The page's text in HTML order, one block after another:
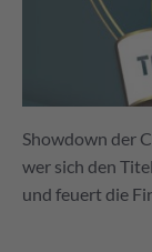
Showdown der
wer sich den
und feuert die